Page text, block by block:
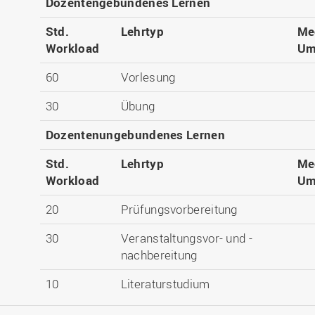
Std.
Workload
Lehrtyp
60
Vorlesung
30
Übung
Dozentenungebundenes Lernen
Std.
Workload
Lehrtyp
20
Prüfungsvorbereitung
30
Veranstaltungsvor- und -
nachbereitung
10
Literaturstudium